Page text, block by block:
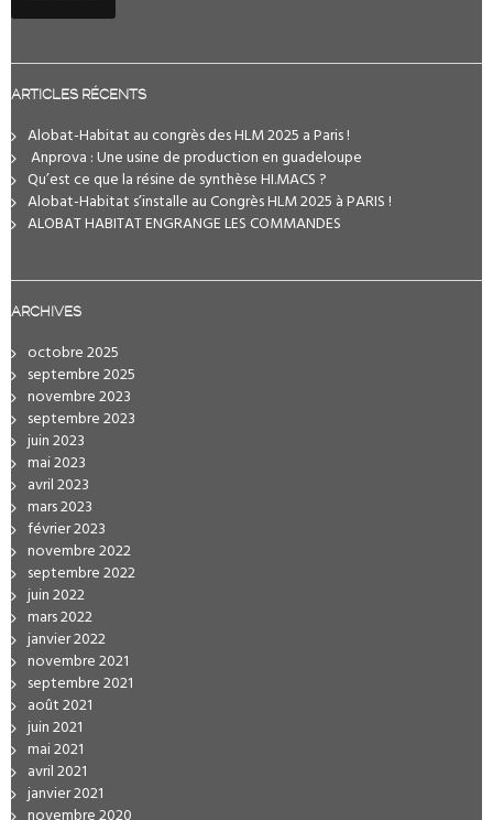
ARTICLES RÉCENTS
Alobat-Habitat au congrès des HLM 2025 a Paris !
️ Anprova : Une usine de production en guadeloupe
Qu’est ce que la résine de synthèse HI.MACS ?
Alobat-Habitat s’installe au Congrès HLM 2025 à PARIS !
ALOBAT HABITAT ENGRANGE LES COMMANDES
ARCHIVES
octobre 2025
septembre 2025
novembre 2023
septembre 2023
juin 2023
mai 2023
avril 2023
mars 2023
février 2023
novembre 2022
septembre 2022
juin 2022
mars 2022
janvier 2022
novembre 2021
septembre 2021
août 2021
juin 2021
mai 2021
avril 2021
janvier 2021